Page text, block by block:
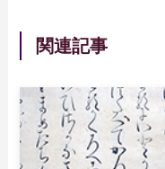
関連記事